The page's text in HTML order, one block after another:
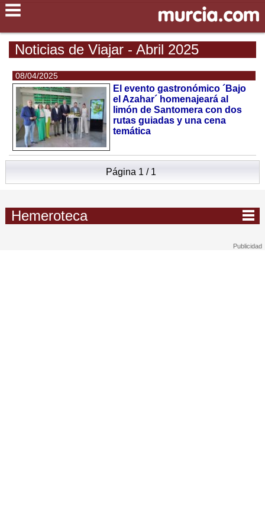
Noticias de Viajar - Abril 2025
08/04/2025
El evento gastronómico ´Bajo
el Azahar´ homenajeará al
limón de Santomera con dos
rutas guiadas y una cena
temática
Página 1 / 1
Hemeroteca